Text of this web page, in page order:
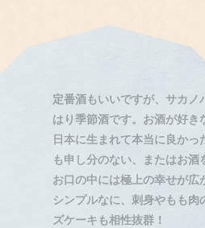
定番酒もいいですが、サカ
はり季節酒です。お酒が好
日本に生まれて本当に良か
も申し分のない、またはお
お口の中には極上の幸せが広
シンプルなに、刺身やもも
ズケーキも相性抜群！